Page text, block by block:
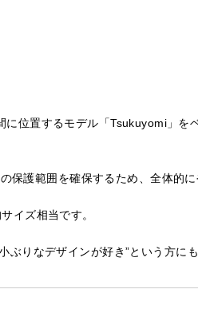
位置するモデル「Tsukuyomi」を
護範囲を確保するため、全体的に
イズ相当です。
ぶりなデザインが好き”という方に